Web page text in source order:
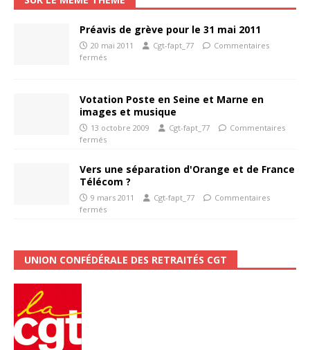
Préavis de grève pour le 31 mai 2011
20 mai 2011 Cgt-fapt_77
Commentaires
fermés
Votation Poste en Seine et Marne en
images et musique
13 octobre 2009 Cgt-fapt_77
Commentaires
fermés
Vers une séparation d'Orange et de France
Télécom ?
9 mars 2011 Cgt-fapt_77
Commentaires
fermés
UNION CONFÉDÉRALE DES RETRAITÉS CGT